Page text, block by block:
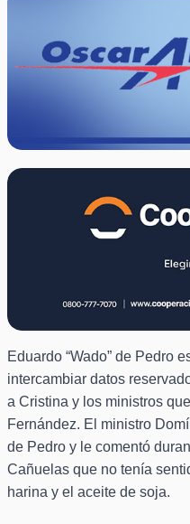
Eduardo “Wado” de Pedro
intercambiar datos
a Cristina y los ministros
Fernández. El ministro
de Pedro y le comentó
Cañuelas que no tenía
harina y el aceite de soja.